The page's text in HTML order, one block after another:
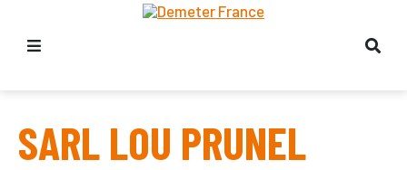
SARL LOU PRUNEL